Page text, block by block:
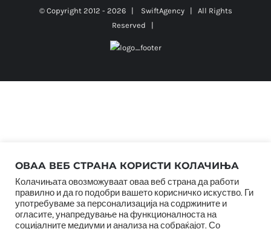
© Copyright 2012 - 2026 | SwiftAgency| All Rights
Reserved |
ОВАА ВЕБ СТРАНА КОРИСТИ КОЛАЧИЊА
Колачињата овозможуваат оваа веб страна да работи
правилно и да го подобри вашето корисничко искуство. Ги
употребуваме за персонализација на содржините и
огласите, унапредување на функционалноста на
социјалните медиуми и анализа на собраќајот. Со